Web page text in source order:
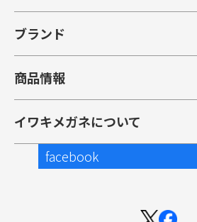
ブランド
商品情報
イワキメガネについて
facebook